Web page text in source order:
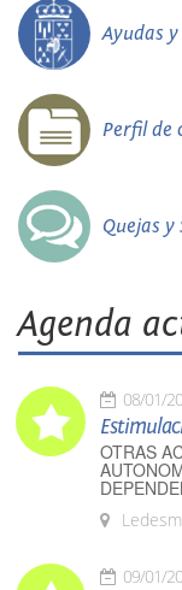
Ayudas
Perfil de
Quejas y
Agenda
08/01/
OTRAS
09/01/